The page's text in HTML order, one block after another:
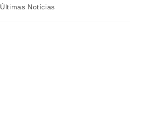
Últimas Notícias